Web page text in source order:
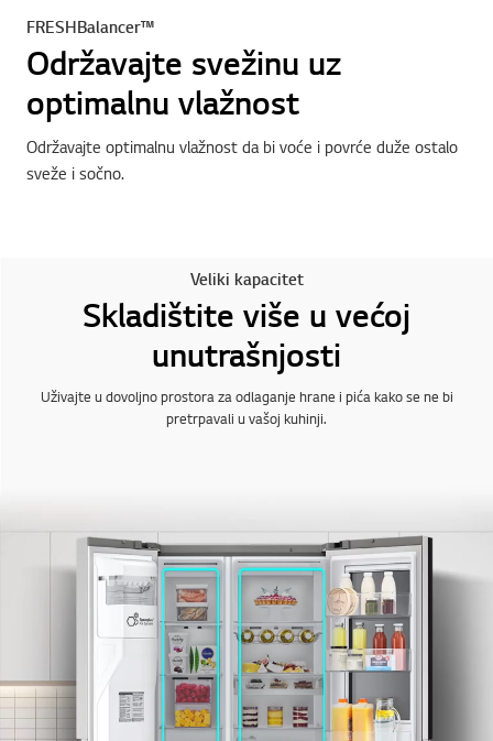
FRESHBalancer™
Održavajte svežinu uz
optimalnu vlažnost
Održavajte optimalnu vlažnost da bi voće i povrće duže ostalo
sveže i sočno.
Veliki kapacitet
Skladištite više u većoj
unutrašnjosti
Uživajte u dovoljno prostora za odlaganje hrane i pića kako se ne bi
pretrpavali u vašoj kuhinji.